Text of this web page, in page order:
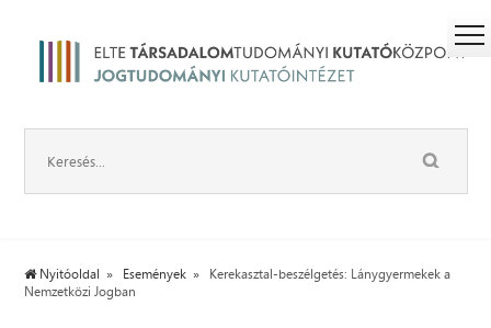
Nyitóoldal Események
Kerekasztal-beszélgetés: Lánygyermekek a
Nemzetközi Jogban